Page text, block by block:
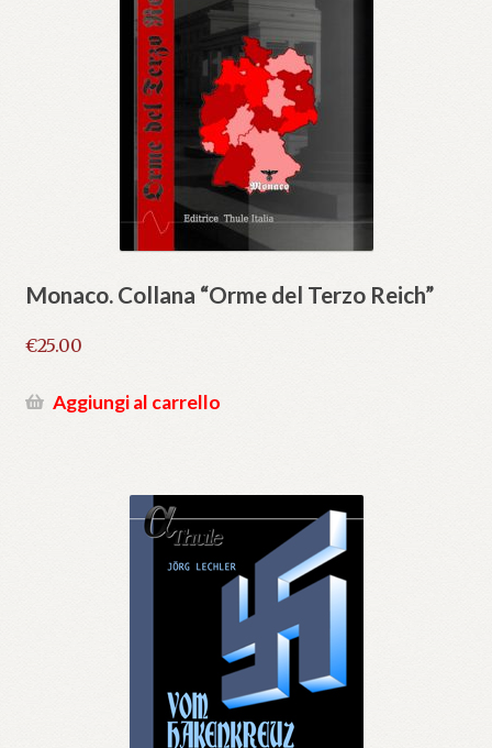
Monaco. Collana “Orme del Terzo Reich”
€25.00
Aggiungi al carrello